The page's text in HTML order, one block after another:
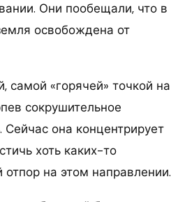
Они пообещали, что в
освобождена от
самой «горячей» точкой на
сокрушительное
она концентрирует
хоть каких-то
на этом направлении.